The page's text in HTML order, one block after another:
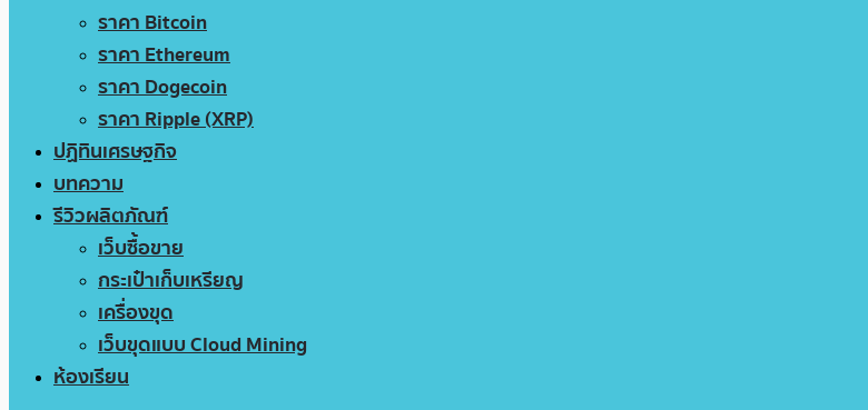
ราคา Bitcoin
ราคา Ethereum
ราคา Dogecoin
ราคา Ripple (XRP)
ปฏิทินเศรษฐกิจ
บทความ
รีวิวผลิตภัณฑ์
เว็บซื้อขาย
กระเป๋าเก็บเหรียญ
เครื่องขุด
เว็บขุดแบบ Cloud Mining
ห้องเรียน